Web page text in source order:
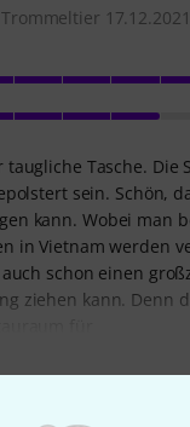
Trommeltier 17.12.2021
taugliche Tasche. Die
sein. Schön,
kann. Wobei man
in Vietnam werden
schon einen
ziehen kann. Denn